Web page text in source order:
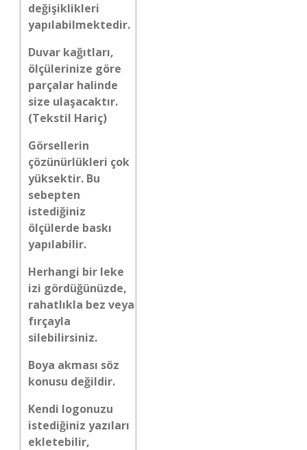
değişiklikleri
yapılabilmektedir.
Duvar kağıtları,
ölçülerinize göre
parçalar halinde
size ulaşacaktır.
(Tekstil Hariç)
Görsellerin
çözünürlükleri çok
yüksektir. Bu
sebepten
istediğiniz
ölçülerde baskı
yapılabilir.
Herhangi bir leke
izi gördüğünüzde,
rahatlıkla bez veya
fırçayla
silebilirsiniz.
Boya akması söz
konusu değildir.
Kendi logonuzu
istediğiniz yazıları
ekletebilir,